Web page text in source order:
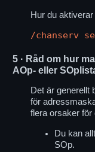
Hur du
/chanserv
5 · Råd om hur
AOp- eller
Det är generellt
för
flera orsaker för
Du kan
SOp.